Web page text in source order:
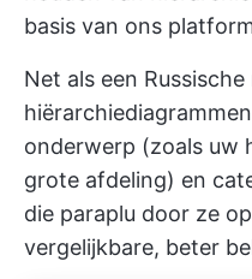
basis van ons
Net als een
onderwerp (zoals uw
grote afdeling) en
die paraplu door ze
vergelijkbare, beter